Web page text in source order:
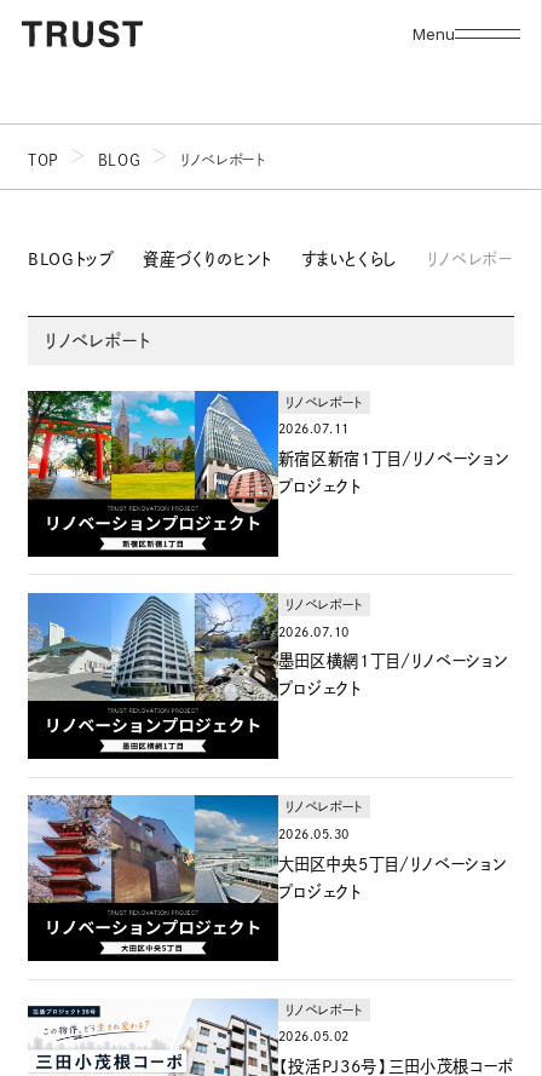
Menu
TOP BLOG リノベレポート
BLOGトップ 資産づくりのヒント すまいとくらし リノベレポート
リノベレポート
リノベレポート
2026.07.11
新宿区新宿1丁目/リノベーション
プロジェクト
リノベレポート
2026.07.10
墨田区横網1丁目/リノベーション
プロジェクト
リノベレポート
2026.05.30
大田区中央5丁目/リノベーション
プロジェクト
リノベレポート
2026.05.02
【投活PJ36号】三田小茂根コーポ